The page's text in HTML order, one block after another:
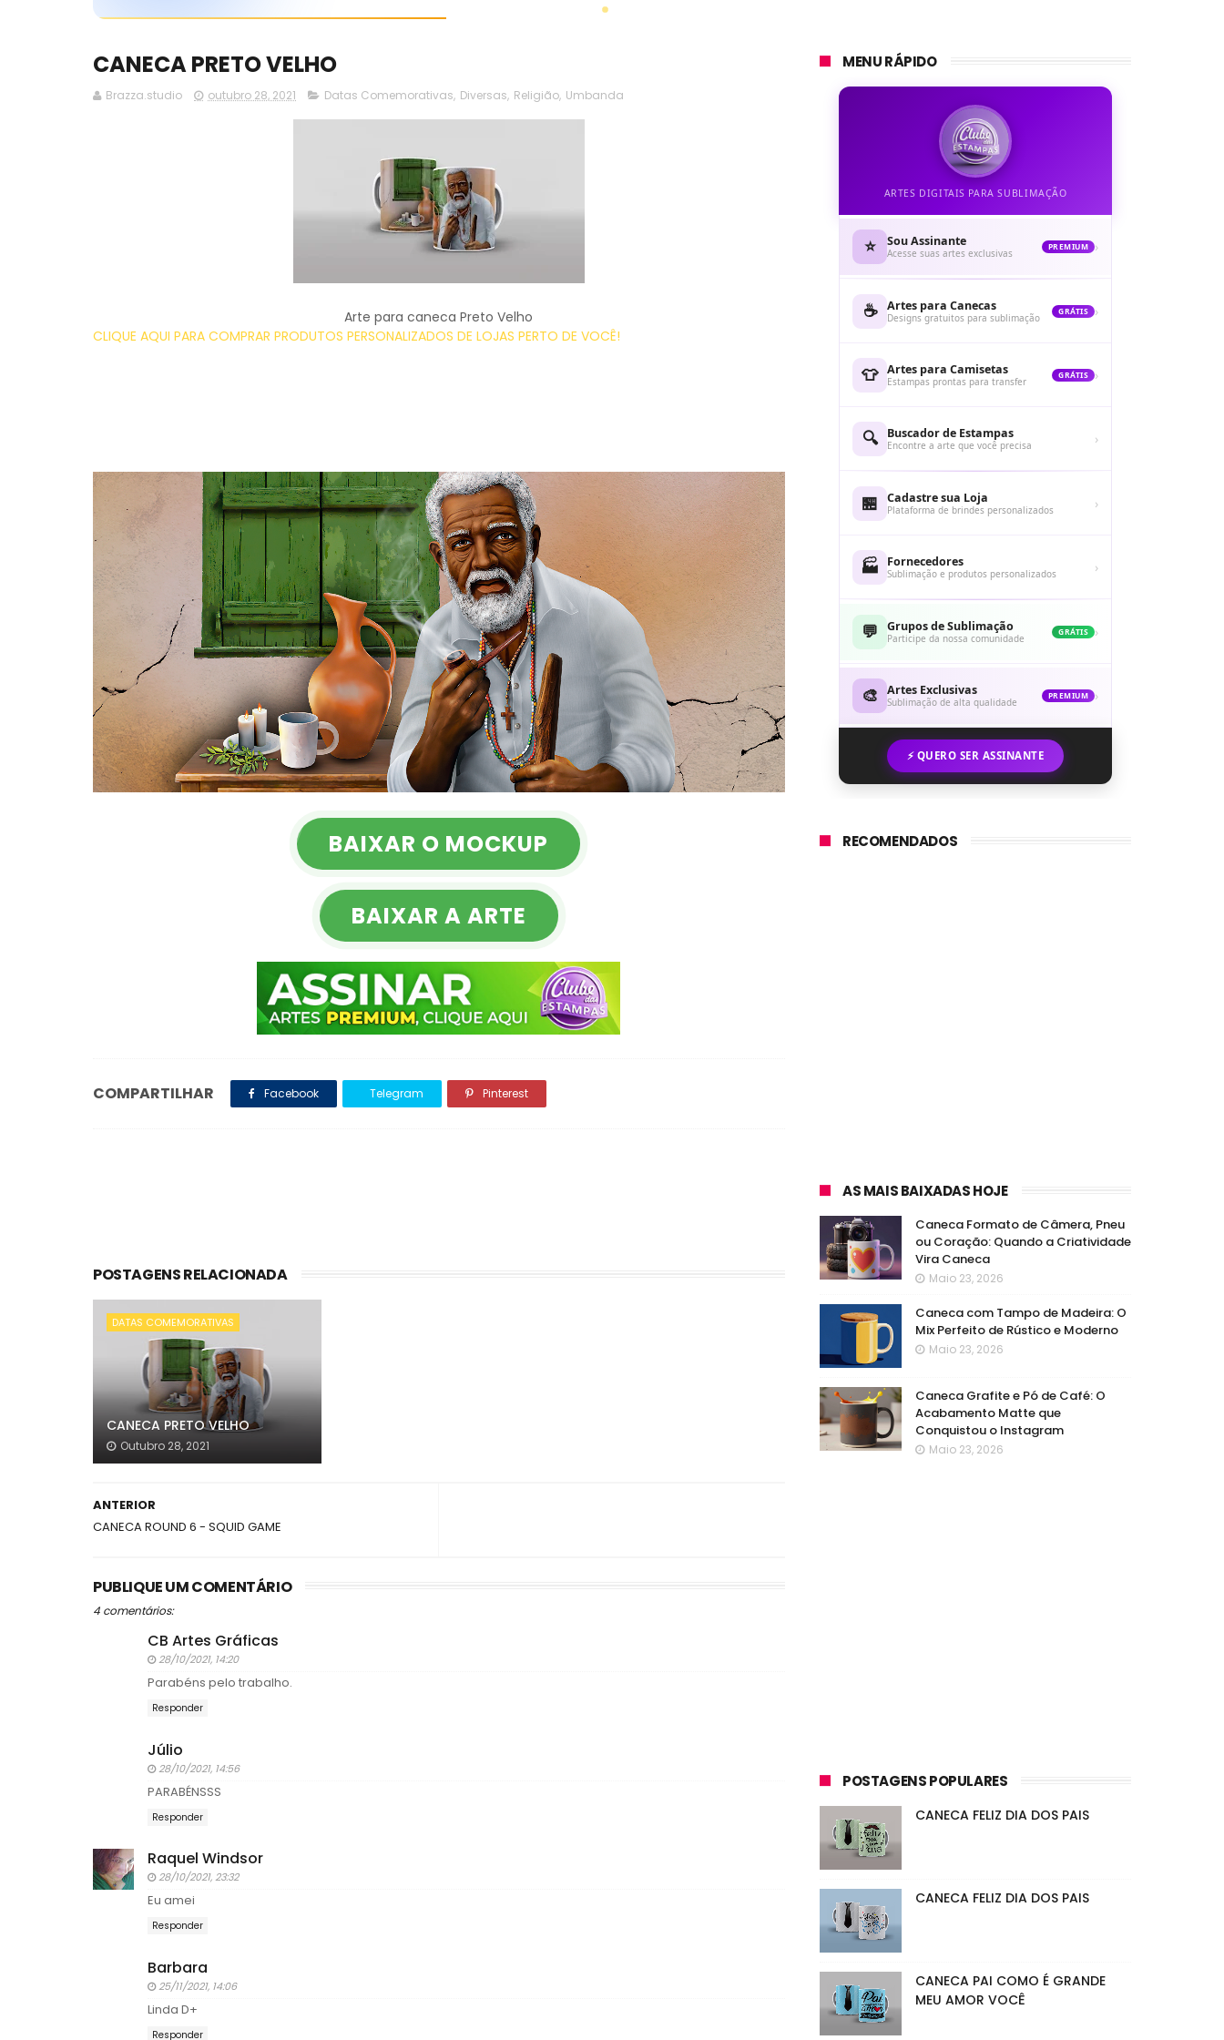
CANECA PRETO VELHO
Brazza.studio outubro 28, 2021 Datas Comemorativas, Diversas, Religião, Umbanda
Arte para caneca Preto Velho
CLIQUE AQUI PARA COMPRAR PRODUTOS PERSONALIZADOS DE LOJAS PERTO DE VOCÊ!
BAIXAR O MOCKUP
BAIXAR A ARTE
COMPARTILHAR Facebook Telegram Pinterest
POSTAGENS RELACIONADA
DATAS COMEMORATIVAS
CANECA PRETO VELHO
Outubro 28, 2021
ANTERIOR
CANECA ROUND 6 - SQUID GAME
PUBLIQUE UM COMENTÁRIO
4 comentários:
CB Artes Gráficas
28/10/2021, 14:20
Parabéns pelo trabalho.
Responder
Júlio
28/10/2021, 14:56
PARABÉNSSS
Responder
Raquel Windsor
28/10/2021, 23:32
Eu amei
Responder
Barbara
25/11/2021, 14:06
Linda D+
Responder
MENU RÁPIDO
ARTES DIGITAIS PARA SUBLIMAÇÃO
⭐ Sou Assinante
Acesse suas artes exclusivas
PREMIUM ›
☕ Artes para Canecas
Designs gratuitos para sublimação
GRÁTIS ›
👕 Artes para Camisetas
Estampas prontas para transfer
GRÁTIS ›
🔍 Buscador de Estampas
Encontre a arte que você precisa ›
🏪 Cadastre sua Loja
Plataforma de brindes personalizados ›
🏭 Fornecedores
Sublimação e produtos personalizados ›
💬 Grupos de Sublimação
Participe da nossa comunidade
GRÁTIS ›
🎨 Artes Exclusivas
Sublimação de alta qualidade
PREMIUM ›
⚡ QUERO SER ASSINANTE
RECOMENDADOS
AS MAIS BAIXADAS HOJE
Caneca Formato de Câmera, Pneu
ou Coração: Quando a Criatividade
Vira Caneca
Maio 23, 2026
Caneca com Tampo de Madeira: O
Mix Perfeito de Rústico e Moderno
Maio 23, 2026
Caneca Grafite e Pó de Café: O
Acabamento Matte que
Conquistou o Instagram
Maio 23, 2026
POSTAGENS POPULARES
CANECA FELIZ DIA DOS PAIS
CANECA FELIZ DIA DOS PAIS
CANECA PAI COMO É GRANDE
MEU AMOR VOCÊ